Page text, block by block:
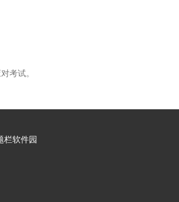
考试。
栏软件园